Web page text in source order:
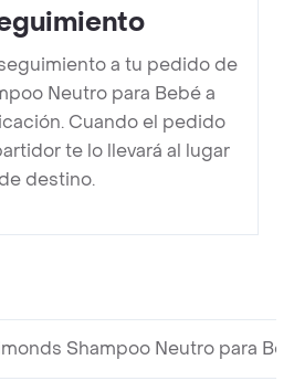
a tu pedido de
Neutro para Bebé a
Cuando el pedido
te lo llevará al lugar
destino.
Shampoo Neutro para